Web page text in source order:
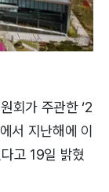
회가 주관한 ‘2
서 지난해에 이
고 19일 밝혔